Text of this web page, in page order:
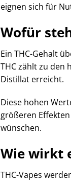
eignen sich für
Wofür
Ein THC-Gehalt
THC zählt zu
Distillat erreicht.
Diese hohen
größeren
wünschen.
Wie wirkt
THC-Vapes